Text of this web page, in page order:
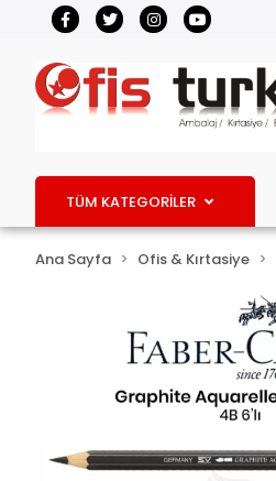
TÜM KATEGORİLER
Ana Sayfa Ofis & Kırtasiye